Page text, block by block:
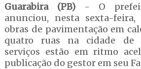
Guarabira (PB)- O
anunciou, nesta sexta-
obras de pavimentação em
quatro ruas na cidade de
serviços estão em ritmo
publicação do gestor em seu